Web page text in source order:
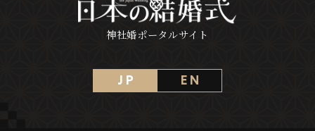
神社婚ポータルサイト
J P E N